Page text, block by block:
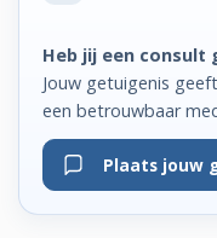
Heb jij een consult
Jouw getuigenis
een betrouwbaar
Plaats jouw